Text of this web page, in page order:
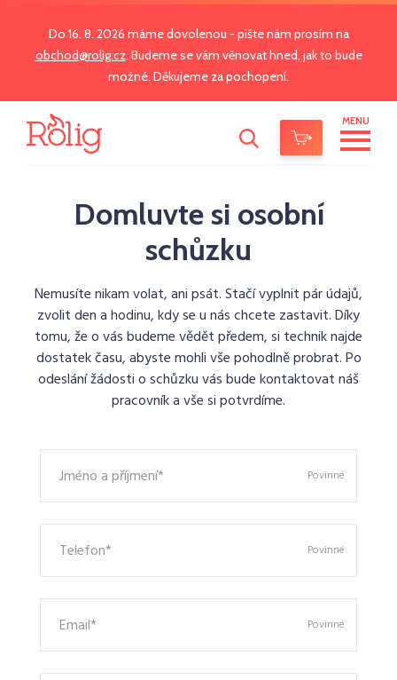
Do 16. 8. 2026 máme dovolenou - pište nám prosím na
obchod@rolig.cz. Budeme se vám věnovat hned, jak to bude
možné. Děkujeme za pochopení.
MENU
Domluvte si osobní
schůzku
Nemusíte nikam volat, ani psát. Stačí vyplnit pár údajů,
zvolit den a hodinu, kdy se u nás chcete zastavit. Díky
tomu, že o vás budeme vědět předem, si technik najde
dostatek času, abyste mohli vše pohodlně probrat. Po
odeslání žádosti o schůzku vás bude kontaktovat náš
pracovník a vše si potvrdíme.
Jméno a příjmení* Povinné
Telefon* Povinné
Email* Povinné